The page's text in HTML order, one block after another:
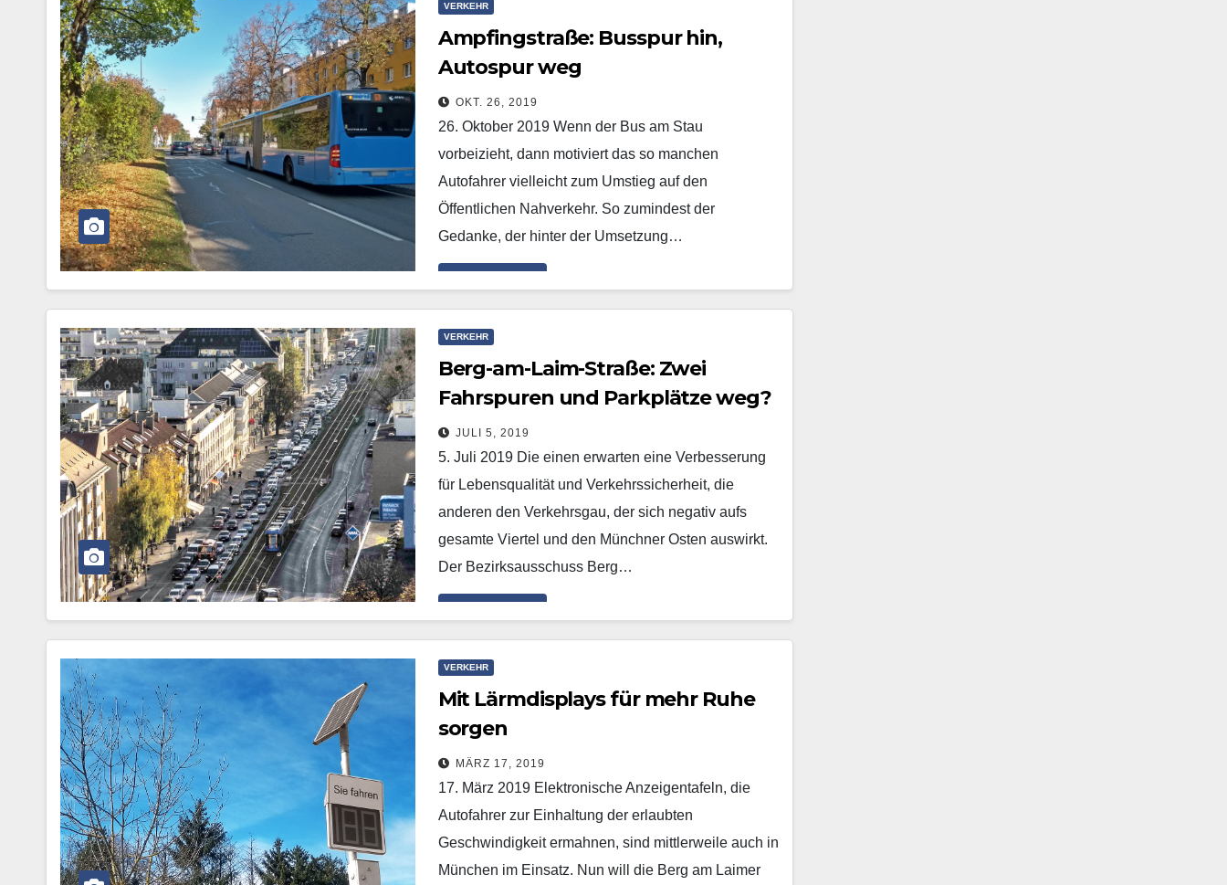
VERKEHR
Ampfingstraße: Busspur hin,
Autospur weg
OKT. 26, 2019
26. Oktober 2019 Wenn der Bus am Stau
vorbeizieht, dann motiviert das so manchen
Autofahrer vielleicht zum Umstieg auf den
Öffentlichen Nahverkehr. So zumindest der
Gedanke, der hinter der Umsetzung…
VERKEHR
Berg-am-Laim-Straße: Zwei
Fahrspuren und Parkplätze weg?
JULI 5, 2019
5. Juli 2019 Die einen erwarten eine Verbesserung
für Lebensqualität und Verkehrssicherheit, die
anderen den Verkehrsgau, der sich negativ aufs
gesamte Viertel und den Münchner Osten auswirkt.
Der Bezirksausschuss Berg…
VERKEHR
Mit Lärmdisplays für mehr Ruhe
sorgen
MÄRZ 17, 2019
17. März 2019 Elektronische Anzeigentafeln, die
Autofahrer zur Einhaltung der erlaubten
Geschwindigkeit ermahnen, sind mittlerweile auch in
München im Einsatz. Nun will die Berg am Laimer